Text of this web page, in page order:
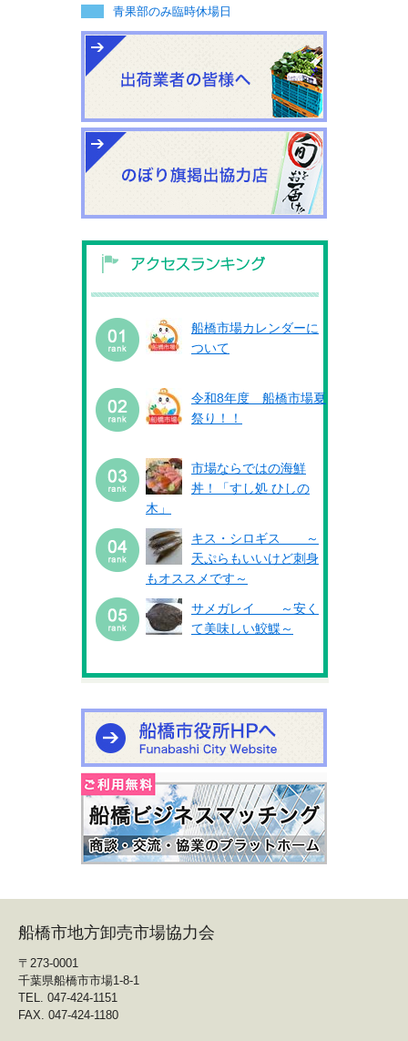
青果部のみ臨時休場日
船橋市場カレンダーに
ついて
令和8年度 船橋市場夏
祭り！！
市場ならではの海鮮
丼！「すし処 ひしの
木」
キス・シロギス ～
天ぷらもいいけど刺身
もオススメです～
サメガレイ ～安く
て美味しい鮫鰈～
船橋市地方卸売市場協力会
〒273-0001
千葉県船橋市市場1-8-1
TEL. 047-424-1151
FAX. 047-424-1180